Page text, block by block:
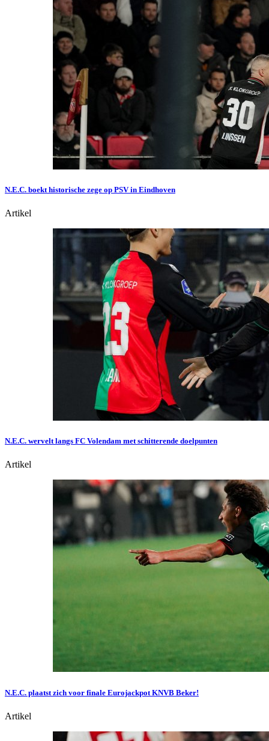
N.E.C. boekt historische zege op PSV in Eindhoven
Artikel
N.E.C. wervelt langs FC Volendam met schitterende doelpunten
Artikel
N.E.C. plaatst zich voor finale Eurojackpot KNVB Beker!
Artikel